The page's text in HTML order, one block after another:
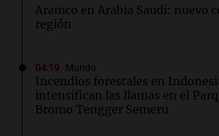
Aramco en Arabia Saudí: nuevo
región
04:19 Mundo
Incendios forestales en
intensifican las llamas en el
Bromo Tengger Semeru